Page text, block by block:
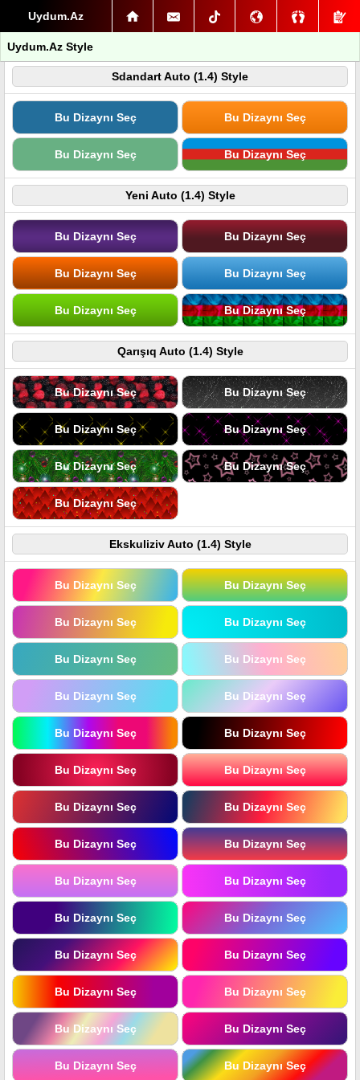
Uydum.Az
Uydum.Az Style
Sdandart Auto (1.4) Style
Bu Dizaynı Seç Bu Dizaynı Seç
Bu Dizaynı Seç Bu Dizaynı Seç
Yeni Auto (1.4) Style
Bu Dizaynı Seç Bu Dizaynı Seç
Bu Dizaynı Seç Bu Dizaynı Seç
Bu Dizaynı Seç Bu Dizaynı Seç
Qarışıq Auto (1.4) Style
Bu Dizaynı Seç Bu Dizaynı Seç
Bu Dizaynı Seç Bu Dizaynı Seç
Bu Dizaynı Seç Bu Dizaynı Seç
Bu Dizaynı Seç
Ekskuliziv Auto (1.4) Style
Bu Dizaynı Seç Bu Dizaynı Seç
Bu Dizaynı Seç Bu Dizaynı Seç
Bu Dizaynı Seç Bu Dizaynı Seç
Bu Dizaynı Seç Bu Dizaynı Seç
Bu Dizaynı Seç Bu Dizaynı Seç
Bu Dizaynı Seç Bu Dizaynı Seç
Bu Dizaynı Seç Bu Dizaynı Seç
Bu Dizaynı Seç Bu Dizaynı Seç
Bu Dizaynı Seç Bu Dizaynı Seç
Bu Dizaynı Seç Bu Dizaynı Seç
Bu Dizaynı Seç Bu Dizaynı Seç
Bu Dizaynı Seç Bu Dizaynı Seç
Bu Dizaynı Seç Bu Dizaynı Seç
Bu Dizaynı Seç Bu Dizaynı Seç